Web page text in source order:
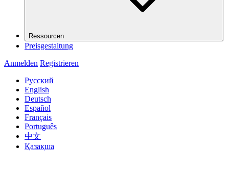
Ressourcen
Preisgestaltung
Anmelden Registrieren
Русский
English
Deutsch
Español
Français
Português
中文
Қазақша